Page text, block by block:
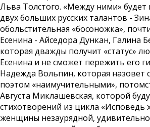
Льва Толстого. «Между ними» будет
двух больших русских талантов -
обольстительная «босоножка»,
Есенина - Айседора Дункан, Галина
которая дважды получит «статус»
Есенина и не сможет пережить его
Надежда Вольпин, которая назовет
поэтом «наимучительными»,
Августа Миклашевская, которой
стихотворений из цикла «Исповедь
женщины незаурядной,